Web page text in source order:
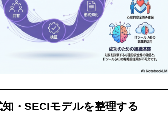
・SECIモデルを整理する